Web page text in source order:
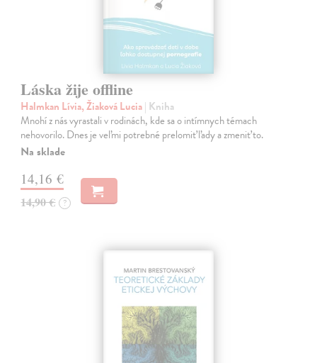
Láska žije offline
Halmkan Lívia, Žiaková Lucia| Kniha
Mnohí z nás vyrastali v rodinách, kde sa o intímnych témach
nehovorilo. Dnes je veľmi potrebné prelomiť ľady a zmeniť to.
Na sklade
14,16 €
14,90 € ?